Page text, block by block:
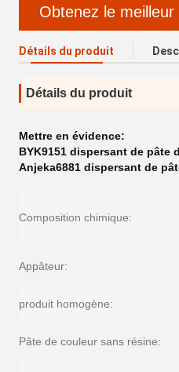
Obtenez le meilleur
Détails du produit
Détails du produit
Mettre en évidence:
BYK9151 dispersant de pâte
Anjeka6881 dispersant de
Composition chimique:
Appâteur:
produit homogène:
Pâte de couleur sans résine: